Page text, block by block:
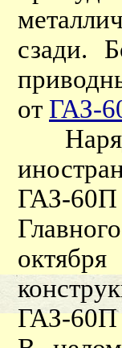
сзади.
от ГАЗ-
ГАЗ-60П
ГАЗ-60П